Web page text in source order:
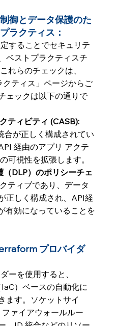
御とデータ保護のた
ラクティス：
することでセキュリテ
ベストプラクティスチ
れらのチェックは、
クティス」ページからご
ェックは以下の通りで
ティビティ (CASB):
合が正しく構成されてい
経由のアプリ アクテ
可視性を拡張します。
DLP）のポリシーチェ
ティブであり、データ
正しく構成され、API経
有効になっていることを
プロバイダ
ーを使用すると、
）ベースの自動化に
ます。ソケットサイ
ァイアウォールルー